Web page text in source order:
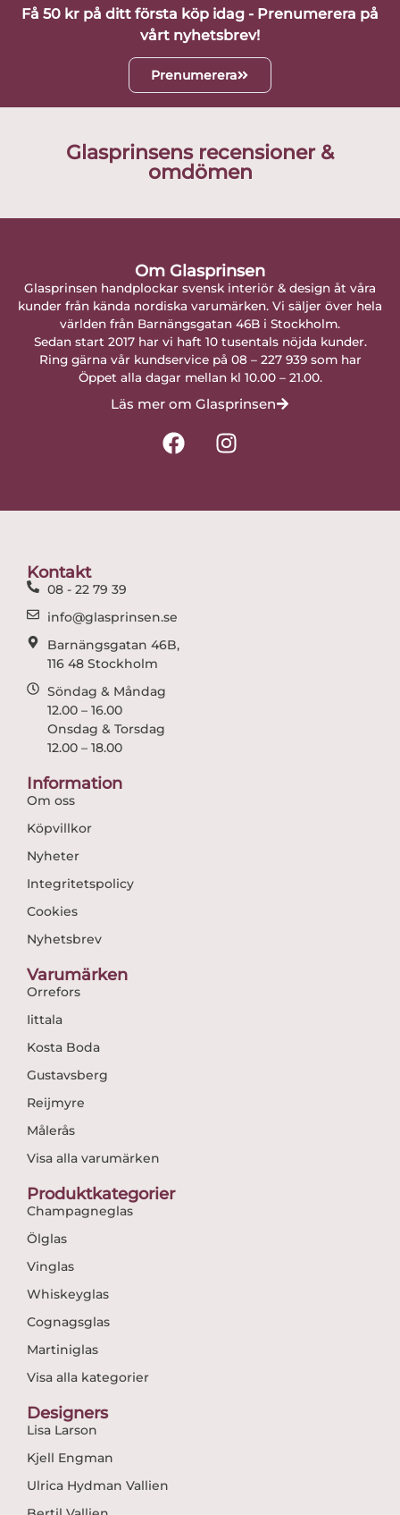
Få 50 kr på ditt första köp idag - Prenumerera på
vårt nyhetsbrev!
Prenumerera
Glasprinsens recensioner &
omdömen
Om Glasprinsen
Glasprinsen handplockar svensk interiör & design åt våra
kunder från kända nordiska varumärken. Vi säljer över hela
världen från Barnängsgatan 46B i Stockholm.
Sedan start 2017 har vi haft 10 tusentals nöjda kunder.
Ring gärna vår kundservice på 08 – 227 939 som har
Öppet alla dagar mellan kl 10.00 – 21.00.
Läs mer om Glasprinsen
F
a
I
n
Kontakt
08 - 22 79 39
info@glasprinsen.se
Barnängsgatan 46B,
116 48 Stockholm
Söndag & Måndag
12.00 – 16.00
Onsdag & Torsdag
12.00 – 18.00
Information
Om oss
Köpvillkor
Nyheter
Integritetspolicy
Cookies
Nyhetsbrev
Varumärken
Orrefors
Iittala
Kosta Boda
Gustavsberg
Reijmyre
Målerås
Visa alla varumärken
Produktkategorier
Champagneglas
Ölglas
Vinglas
Whiskeyglas
Cognagsglas
Martiniglas
Visa alla kategorier
Designers
Lisa Larson
Kjell Engman
Ulrica Hydman Vallien